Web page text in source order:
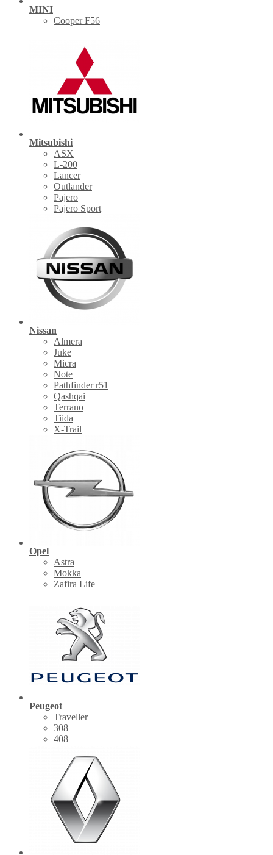
MINI
Cooper F56
Mitsubishi
ASX
L-200
Lancer
Outlander
Pajero
Pajero Sport
Nissan
Almera
Juke
Micra
Note
Pathfinder r51
Qashqai
Terrano
Tiida
X-Trail
Opel
Astra
Mokka
Zafira Life
Peugeot
Traveller
308
408